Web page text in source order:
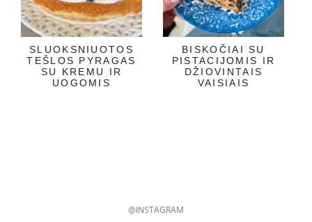
SLUOKSNIUOTOS
TEŠLOS PYRAGAS
SU KREMU IR
UOGOMIS
BISKOČIAI SU
PISTACIJOMIS IR
DŽIOVINTAIS
VAISIAIS
@INSTAGRAM